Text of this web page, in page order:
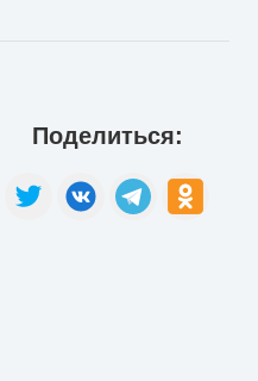
Поделиться: